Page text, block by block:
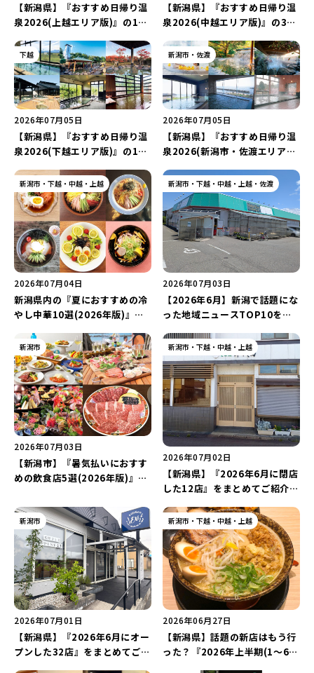
【新潟県】『おすすめ日帰り温
泉2026(上越エリア版)』の14
温泉 大野天風呂 滝の湯」や
「うみてらす名立 名立の湯ゆら
ら」などを巡ろう♪
【新潟県】『おすすめ日帰り温
泉2026(中越エリア版)』の37
七谷温泉 美人の湯」や「松之山
温泉 ナステビュウ湯の山」など
を巡ろう♪
下越
2026年07月05日
【新潟県】『おすすめ日帰り温
泉2026(下越エリア版)』の18
関温泉 ゆ〜む」や「新発田温泉
あやめの湯」を巡ろう♪
新潟市・佐渡
2026年07月05日
【新潟県】『おすすめ日帰り温
泉2026(新潟市・佐渡エリア
介！「秋葉温泉 花水」や「多宝
温泉 だいろの湯」などを巡ろう
♪
新潟市・下越・中越・上越
2026年07月04日
新潟県内の『夏におすすめの冷
やし中華10選(2026年版)』を
「冷やしレモン中華」など個性
豊かなラインアップ♪
新潟市・下越・中越・上越・佐渡
2026年07月03日
【2026年6月】新潟で話題にな
った地域ニュースTOP10を発
ヤtoマハロ』など開店・閉店の
注目記事をランキングでご紹介
♪
新潟市
2026年07月03日
【新潟市】『暑気払いにおすす
めの飲食店5選(2026年版)』を
ール」や「サンセットを楽しむ
海辺BBQ」で新潟の夏を満喫し
よう♪
新潟市・下越・中越・上越
2026年07月02日
【新潟県】『2026年6月に閉店
した12店』をまとめてご紹介！
年愛された「そば処 千代田」が
営業に幕…。
新潟市
2026年07月01日
【新潟県】『2026年6月にオー
プンした32店』をまとめてご紹
新潟市・下越・中越・上越
2026年06月27日
【新潟県】話題の新店はもう行
った？『2026年上半期(1～6